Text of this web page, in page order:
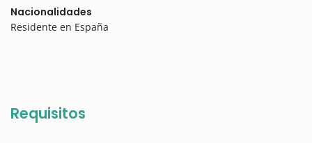
Nacionalidades
Residente en España
Requisitos